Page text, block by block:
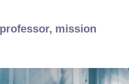
mission